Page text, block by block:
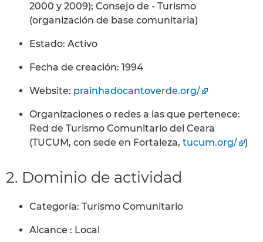
2000 y 2009); Consejo de - Turismo
(organización de base comunitaria)
Estado: Activo
Fecha de creación: 1994
Website: prainhadocantoverde.org/
Organizaciones o redes a las que pertenece:
Red de Turismo Comunitario del Ceara
(TUCUM, con sede en Fortaleza, tucum.org/ )
2. Dominio de actividad
Categoría: Turismo Comunitario
Alcance : Local